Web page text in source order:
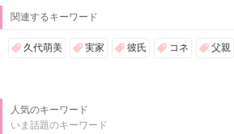
関連するキーワード
久代萌美 実家 彼氏 コネ 父親
人気のキーワード
いま話題のキーワード